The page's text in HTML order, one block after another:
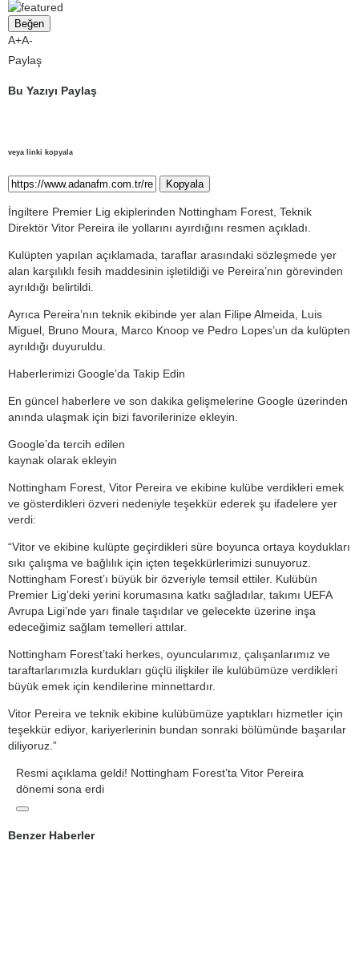
Beğen
A+A-
Paylaş
Bu Yazıyı Paylaş
veya linki kopyala
Kopyala
İngiltere Premier Lig ekiplerinden Nottingham Forest, Teknik
Direktör Vitor Pereira ile yollarını ayırdığını resmen açıkladı.
Kulüpten yapılan açıklamada, taraflar arasındaki sözleşmede yer
alan karşılıklı fesih maddesinin işletildiği ve Pereira’nın görevinden
ayrıldığı belirtildi.
Ayrıca Pereira’nın teknik ekibinde yer alan Filipe Almeida, Luis
Miguel, Bruno Moura, Marco Knoop ve Pedro Lopes’un da kulüpten
ayrıldığı duyuruldu.
Haberlerimizi Google’da Takip Edin
En güncel haberlere ve son dakika gelişmelerine Google üzerinden
anında ulaşmak için bizi favorilerinize ekleyin.
Google’da tercih edilen
kaynak olarak ekleyin
Nottingham Forest, Vitor Pereira ve ekibine kulübe verdikleri emek
ve gösterdikleri özveri nedeniyle teşekkür ederek şu ifadelere yer
verdi:
“Vitor ve ekibine kulüpte geçirdikleri süre boyunca ortaya koydukları
sıkı çalışma ve bağlılık için içten teşekkürlerimizi sunuyoruz.
Nottingham Forest’ı büyük bir özveriyle temsil ettiler. Kulübün
Premier Lig’deki yerini korumasına katkı sağladılar, takımı UEFA
Avrupa Ligi’nde yarı finale taşıdılar ve gelecekte üzerine inşa
edeceğimiz sağlam temelleri attılar.
Nottingham Forest’taki herkes, oyuncularımız, çalışanlarımız ve
taraftarlarımızla kurdukları güçlü ilişkiler ile kulübümüze verdikleri
büyük emek için kendilerine minnettardır.
Vitor Pereira ve teknik ekibine kulübümüze yaptıkları hizmetler için
teşekkür ediyor, kariyerlerinin bundan sonraki bölümünde başarılar
diliyoruz.”
Resmi açıklama geldi! Nottingham Forest’ta Vitor Pereira
dönemi sona erdi
Benzer Haberler